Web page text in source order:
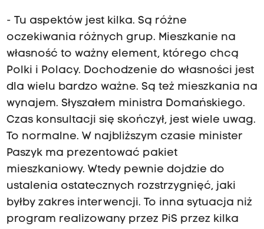
- Tu aspektów jest kilka. Są różne
oczekiwania różnych grup. Mieszkanie na
własność to ważny element, którego chcą
Polki i Polacy. Dochodzenie do własności jest
dla wielu bardzo ważne. Są też mieszkania na
wynajem. Słyszałem ministra Domańskiego.
Czas konsultacji się skończył, jest wiele uwag.
To normalne. W najbliższym czasie minister
Paszyk ma prezentować pakiet
mieszkaniowy. Wtedy pewnie dojdzie do
ustalenia ostatecznych rozstrzygnięć, jaki
byłby zakres interwencji. To inna sytuacja niż
program realizowany przez PiS przez kilka